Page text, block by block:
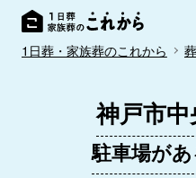
1日葬・家族葬のこれから
神戸市
駐車場が